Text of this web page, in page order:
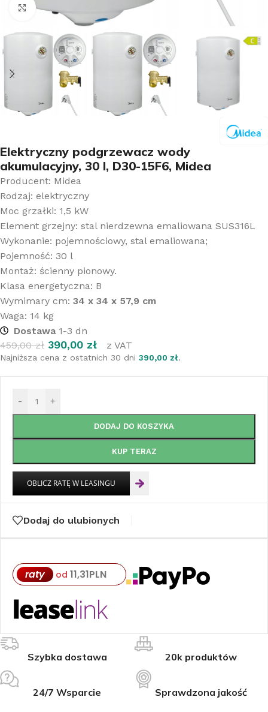
Kliknij aby powiększyć
Elektryczny podgrzewacz wody
akumulacyjny, 30 l, D30-15F6, Midea
Producent: Midea
Rodzaj: elektryczny
Moc grzałki: 1,5 kW
Element grzejny: stal nierdzewna emaliowana SUS316L
Wykonanie: pojemnościowy, stal emaliowana;
Pojemność: 30 l
Montaż: ścienny pionowy.
Klasa energetyczna: B
Wymimary cm: 34 x 34 x 57,9 cm
Waga: 14 kg
Dostawa1-3 dn
459,00zł 390,00 zł z VAT
Najniższa cena z ostatnich 30 dni 390,00 zł.
- +
DODAJ DO KOSZYKA
KUP TERAZ
Dodaj do ulubionych
raty od 11,31PLN
Szybka dostawa 20k produktów
24/7 Wsparcie Sprawdzona jakość